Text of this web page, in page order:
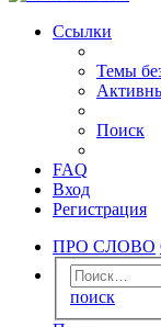
Ссылки
Темы
Поиск
FAQ
Вход
Регистрация
ПРО СЛОВО
поиск